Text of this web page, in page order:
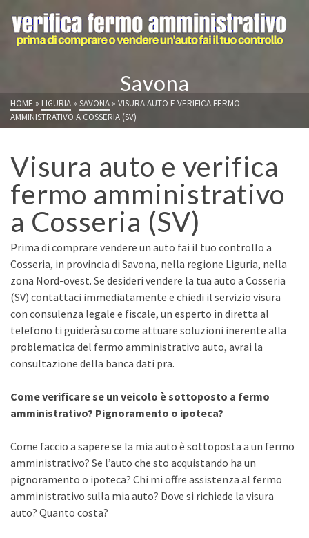
Savona
HOME » LIGURIA » SAVONA » VISURA AUTO E VERIFICA FERMO
AMMINISTRATIVO A COSSERIA (SV)
Visura auto e verifica
fermo amministrativo
a Cosseria (SV)
Prima di comprare vendere un auto fai il tuo controllo a
Cosseria, in provincia di Savona, nella regione Liguria, nella
zona Nord-ovest. Se desideri vendere la tua auto a Cosseria
(SV) contattaci immediatamente e chiedi il servizio visura
con consulenza legale e fiscale, un esperto in diretta al
telefono ti guiderà su come attuare soluzioni inerente alla
problematica del fermo amministrativo auto, avrai la
consultazione della banca dati pra.
Come verificare se un veicolo è sottoposto a fermo
amministrativo? Pignoramento o ipoteca?
Come faccio a sapere se la mia auto è sottoposta a un fermo
amministrativo? Se l’auto che sto acquistando ha un
pignoramento o ipoteca? Chi mi offre assistenza al fermo
amministrativo sulla mia auto? Dove si richiede la visura
auto? Quanto costa?